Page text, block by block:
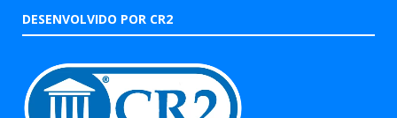
DESENVOLVIDO POR CR2